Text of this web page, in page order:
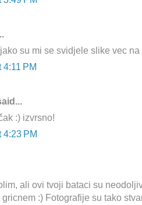
su mi se svidjele slike vec na
PM
:) izvrsno!
4:23 PM
ali ovi tvoji bataci su
:) Fotografije su tako